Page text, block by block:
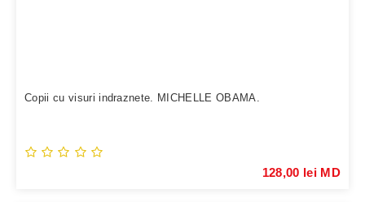
Copii cu visuri indraznete. MICHELLE OBAMA.
128,00 lei MD